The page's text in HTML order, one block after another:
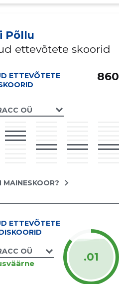
Põllu
ettevõtete skoorid
ETTEVÕTETE
OÜ
860
MAINESKOOR?
ETTEVÕTETE
OÜ .01